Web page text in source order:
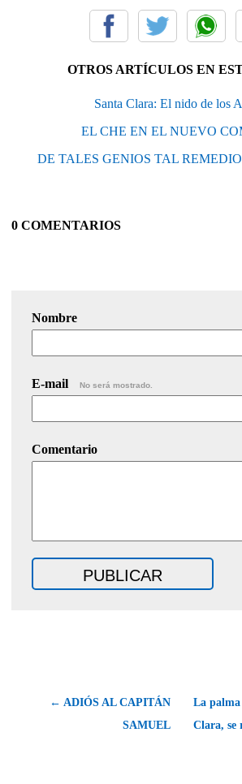
OTROS ARTÍCULOS EN
Santa Clara: El nido de los
EL CHE EN EL NUEVO
DE TALES GENIOS TAL
0 COMENTARIOS
Nombre
E-mail No será mostrado.
Comentario
← ADIÓS AL CAPITÁN
SAMUEL
La
Clara, se